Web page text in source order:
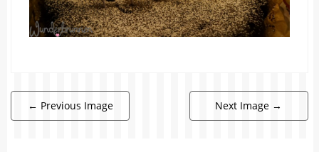
← Previous Image Next Image →